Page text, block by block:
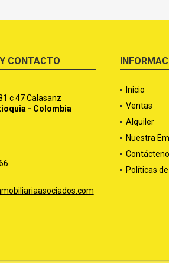
CONTACTO
c 47 Calasanz
- Colombia
Inicio
Ventas
Alquiler
Nuestra
Políticas